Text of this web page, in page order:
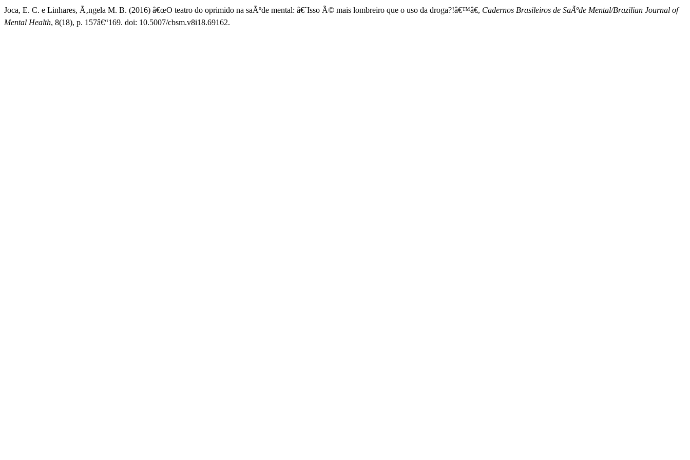
Joca, E. C. e Linhares, Ã‚ngela M. B. (2016) â€œO teatro do oprimido na saÃºde mental: â€˜Isso Ã© mais lombreiro que o uso da droga?!â€™â€, Cadernos Brasileiros de SaÃºde Mental/Brazilian Journal of
Mental Health, 8(18), p. 157â€“169. doi: 10.5007/cbsm.v8i18.69162.